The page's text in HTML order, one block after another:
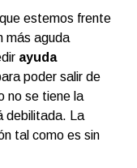
estemos frente
más aguda
ayuda
poder salir de
no se tiene la
debilitada. La
tal como es sin